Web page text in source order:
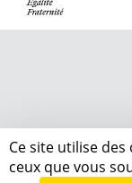
Ce site utilise
ceux que vous